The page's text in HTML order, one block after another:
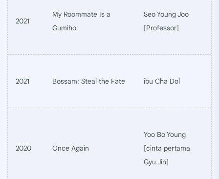
2021
My Roommate Is a
Gumiho
Seo Young Joo
[Professor]
2021 Bossam: Steal the Fate ibu Cha Dol
2020 Once Again
Yoo Bo Young
[cinta pertama
Gyu Jin]